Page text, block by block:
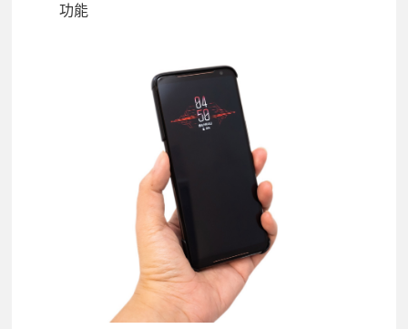
功能